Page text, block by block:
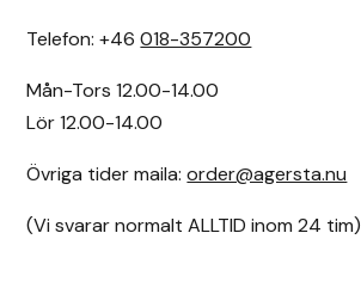
Telefon: +46018-357200
Mån-Tors 12.00-14.00
Lör 12.00-14.00
Övriga tider maila:order@agersta.nu
(Vi svarar normalt ALLTID inom 24 tim)
Charles Owen
Denni Design
Draupnir